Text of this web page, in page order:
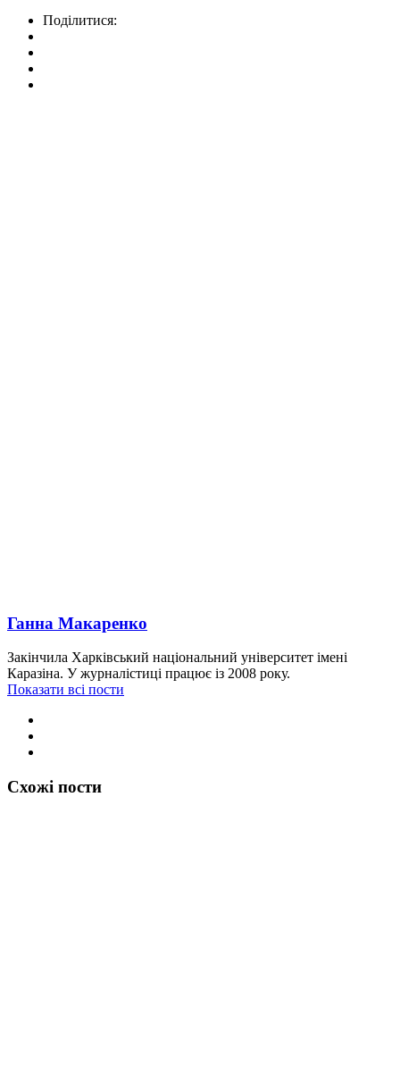
Поділитися:
Ганна Макаренко
Закінчила Харківський національний університет імені
Каразіна. У журналістиці працює із 2008 року.
Показати всі пости
Схожі пости